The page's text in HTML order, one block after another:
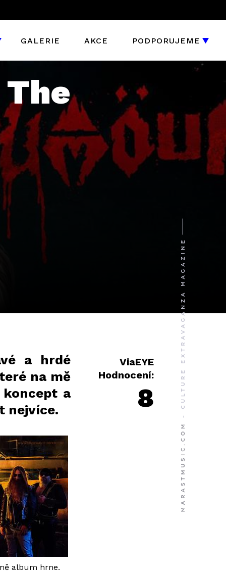
GALERIE AKCE PODPORUJEME
The
ViaEYE
Hodnocení:
8
a hrdé
na mě
a
nejvíce.
album hrne.